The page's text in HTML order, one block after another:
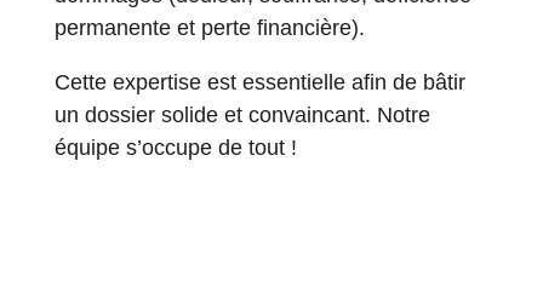
permanente et perte financière).
Cette expertise est essentielle afin de bâtir
un dossier solide et convaincant. Notre
équipe s’occupe de tout !